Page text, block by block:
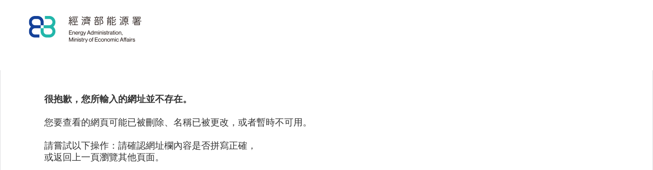
很抱歉，您所輸入的網址並不存在。
您要查看的網頁可能已被刪除、名稱已被更改，或者暫時不可用。
請嘗試以下操作：請確認網址欄內容是否拼寫正確，
或返回上一頁瀏覽其他頁面。